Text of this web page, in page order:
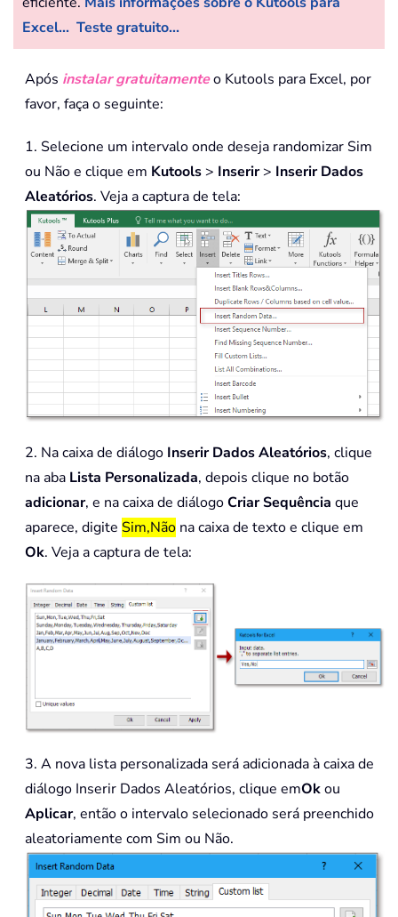
Excel... Teste gratuito...
Após instalar gratuitamenteo Kutools para Excel, por
favor, faça o seguinte:
1. Selecione um intervalo onde deseja randomizar Sim
ou Não e clique em Kutools > Inserir> Inserir Dados
Aleatórios. Veja a captura de tela:
2. Na caixa de diálogo Inserir Dados Aleatórios, clique
na aba Lista Personalizada, depois clique no botão
adicionar, e na caixa de diálogoCriar Sequência que
aparece, digite Sim,Não na caixa de texto e clique em
Ok. Veja a captura de tela:
3. A nova lista personalizada será adicionada à caixa de
diálogo Inserir Dados Aleatórios, clique emOkou
Aplicar, então o intervalo selecionado será preenchido
aleatoriamente com Sim ou Não.